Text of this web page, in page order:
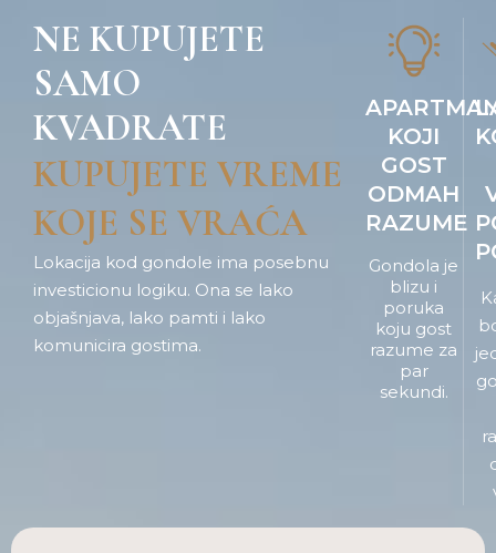
NE KUPUJETE
SAMO
KVADRATE
KUPUJETE VREME
KOJE SE VRAĆA
Lokacija kod gondole ima posebnu
investicionu logiku. Ona se lako
objašnjava, lako pamti i lako
komunicira gostima.
KOJI
GOST
ODMAH
RAZUME
Gondola je
blizu i
poruka
koju gost
razume za
par
sekundi.